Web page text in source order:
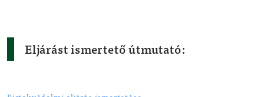
Eljárást ismertető útmutató: